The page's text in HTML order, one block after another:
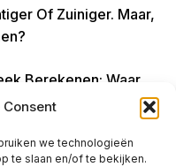
we technologieën
te slaan en/of te bekijken.
Of Zuiniger. Maar,
Berekenen: Waar